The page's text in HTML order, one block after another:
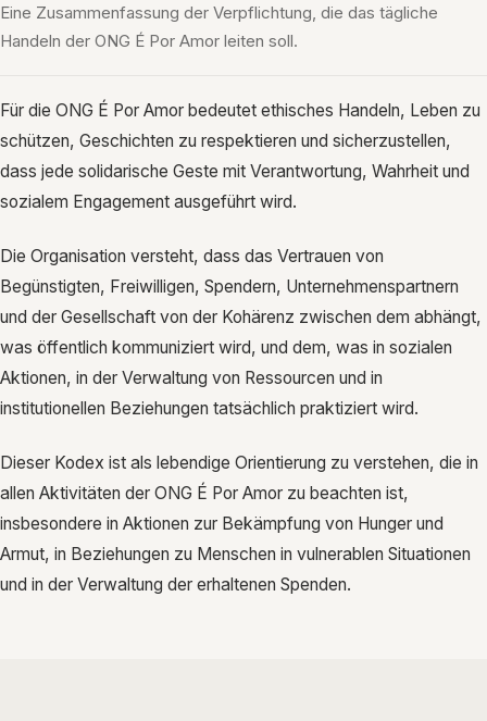
Eine Zusammenfassung der Verpflichtung, die das tägliche
Handeln der ONG É Por Amor leiten soll.
Für die ONG É Por Amor bedeutet ethisches Handeln, Leben zu
schützen, Geschichten zu respektieren und sicherzustellen,
dass jede solidarische Geste mit Verantwortung, Wahrheit und
sozialem Engagement ausgeführt wird.
Die Organisation versteht, dass das Vertrauen von
Begünstigten, Freiwilligen, Spendern, Unternehmenspartnern
und der Gesellschaft von der Kohärenz zwischen dem abhängt,
was öffentlich kommuniziert wird, und dem, was in sozialen
Aktionen, in der Verwaltung von Ressourcen und in
institutionellen Beziehungen tatsächlich praktiziert wird.
Dieser Kodex ist als lebendige Orientierung zu verstehen, die in
allen Aktivitäten der ONG É Por Amor zu beachten ist,
insbesondere in Aktionen zur Bekämpfung von Hunger und
Armut, in Beziehungen zu Menschen in vulnerablen Situationen
und in der Verwaltung der erhaltenen Spenden.